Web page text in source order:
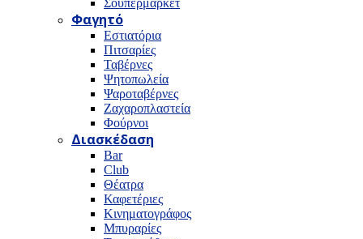
Σούπερμαρκετ
Φαγητό
Εστιατόρια
Πιτσαρίες
Ταβέρνες
Ψητοπωλεία
Ψαροταβέρνες
Ζαχαροπλαστεία
Φούρνοι
Διασκέδαση
Bar
Club
Θέατρα
Καφετέριες
Κινηματογράφος
Μπυραρίες